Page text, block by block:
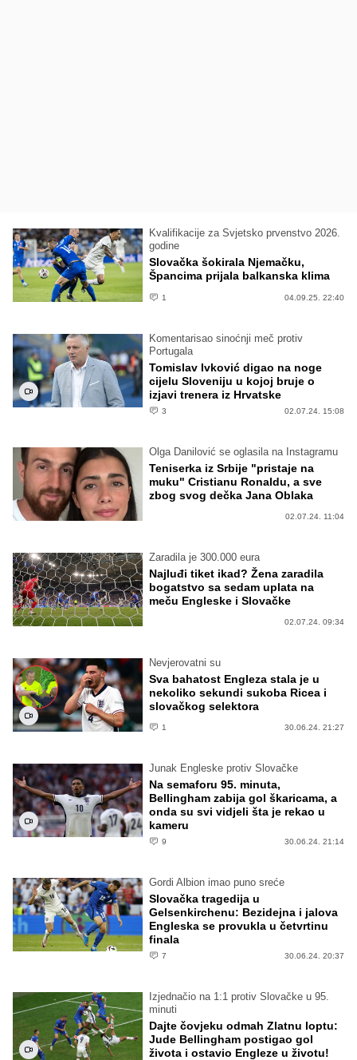
Kvalifikacije za Svjetsko prvenstvo 2026.
godine
Slovačka šokirala Njemačku,
Špancima prijala balkanska klima
1 04.09.25. 22:40
Komentarisao sinoćnji meč protiv
Portugala
Tomislav Ivković digao na noge
cijelu Sloveniju u kojoj bruje o
izjavi trenera iz Hrvatske
3 02.07.24. 15:08
Olga Danilović se oglasila na Instagramu
Teniserka iz Srbije "pristaje na
muku" Cristianu Ronaldu, a sve
zbog svog dečka Jana Oblaka
02.07.24. 11:04
Zaradila je 300.000 eura
Najluđi tiket ikad? Žena zaradila
bogatstvo sa sedam uplata na
meču Engleske i Slovačke
02.07.24. 09:34
Nevjerovatni su
Sva bahatost Engleza stala je u
nekoliko sekundi sukoba Ricea i
slovačkog selektora
1 30.06.24. 21:27
Junak Engleske protiv Slovačke
Na semaforu 95. minuta,
Bellingham zabija gol škaricama, a
onda su svi vidjeli šta je rekao u
kameru
9 30.06.24. 21:14
Gordi Albion imao puno sreće
Slovačka tragedija u
Gelsenkirchenu: Bezidejna i jalova
Engleska se provukla u četvrtinu
finala
7 30.06.24. 20:37
Izjednačio na 1:1 protiv Slovačke u 95.
minuti
Dajte čovjeku odmah Zlatnu loptu:
Jude Bellingham postigao gol
života i ostavio Engleze u životu!